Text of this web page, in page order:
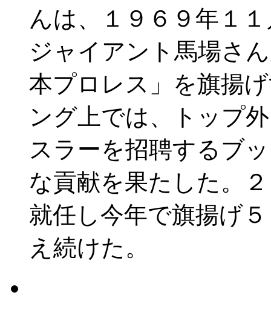
んは、１９６９年１
ジャイアント馬場さ
本プロレス」を旗揚
ング上では、トップ
スラーを招聘するブ
な貢献を果たした。
就任し今年で旗揚げ
え続けた。